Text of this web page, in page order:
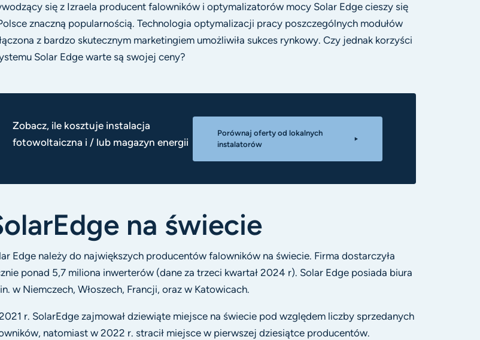
się z Izraela producent falowników i optymalizatorów mocy Solar Edge cieszy się
znaczną popularnością. Technologia optymalizacji pracy poszczególnych modułów
z bardzo skutecznym marketingiem umożliwiła sukces rynkowy. Czy jednak korzyści
Solar Edge warte są swojej ceny?
Zobacz, ile kosztuje instalacja
fotowoltaiczna i / lub magazyn energii
Porównaj oferty od lokalnych
instalatorów
na świecie
Edge należy do największych producentów falowników na świecie. Firma dostarczyła
ponad 5,7 miliona inwerterów (dane za trzeci kwartał 2024 r). Solar Edge posiada biura
w Niemczech, Włoszech, Francji, oraz w Katowicach.
r. SolarEdge zajmował dziewiąte miejsce na świecie pod względem liczby sprzedanych
natomiast w 2022 r. stracił miejsce w pierwszej dziesiątce producentów.